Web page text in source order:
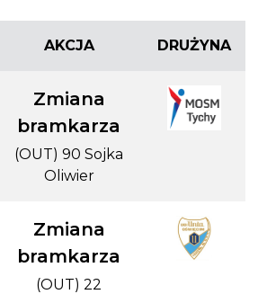
AKCJA DRUŻYNA
Zmiana
bramkarza
(OUT) 90 Sojka
Oliwier
Zmiana
bramkarza
(OUT) 22